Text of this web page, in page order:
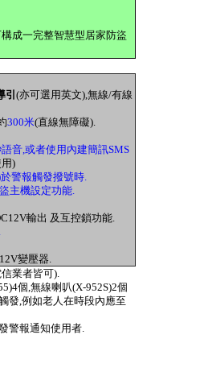
成一完整智慧型居家防盜
(亦可選用英文),無線/有線
300米(直線無障礙).
音,或者使用內建簡訊SMS
)
警報觸發撥號時.
主機設定功能.
輸出 及互控鎖功能.
變壓器.
業者皆可).
個,無線喇叭(X-952S)2個
發,例如老人在時段內應至
警報通知使用者.